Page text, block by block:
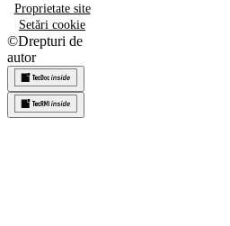
Proprietate site
Setări cookie
©Drepturi de
autor